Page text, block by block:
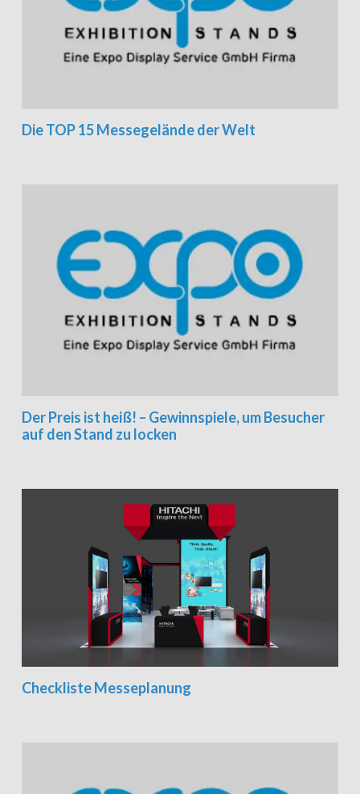
Die TOP 15 Messegelände der Welt
Der Preis ist heiß! – Gewinnspiele, um Besucher
auf den Stand zu locken
Checkliste Messeplanung